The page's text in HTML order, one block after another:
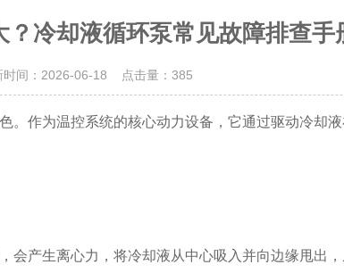
？冷却液循环泵常见故障排查手
间：2026-06-18 点击量： 385
作为温控系统的核心动力设备，它通过驱动冷却
产生离心力，将冷却液从中心吸入并向边缘甩出